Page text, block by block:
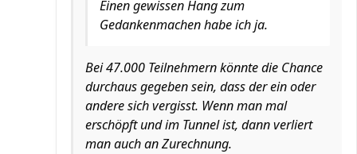
Einen gewissen Hang zum
Gedankenmachen habe ich ja.
Bei 47.000 Teilnehmern könnte die Chance
durchaus gegeben sein, dass der ein oder
andere sich vergisst. Wenn man mal
erschöpft und im Tunnel ist, dann verliert
man auch an Zurechnung.